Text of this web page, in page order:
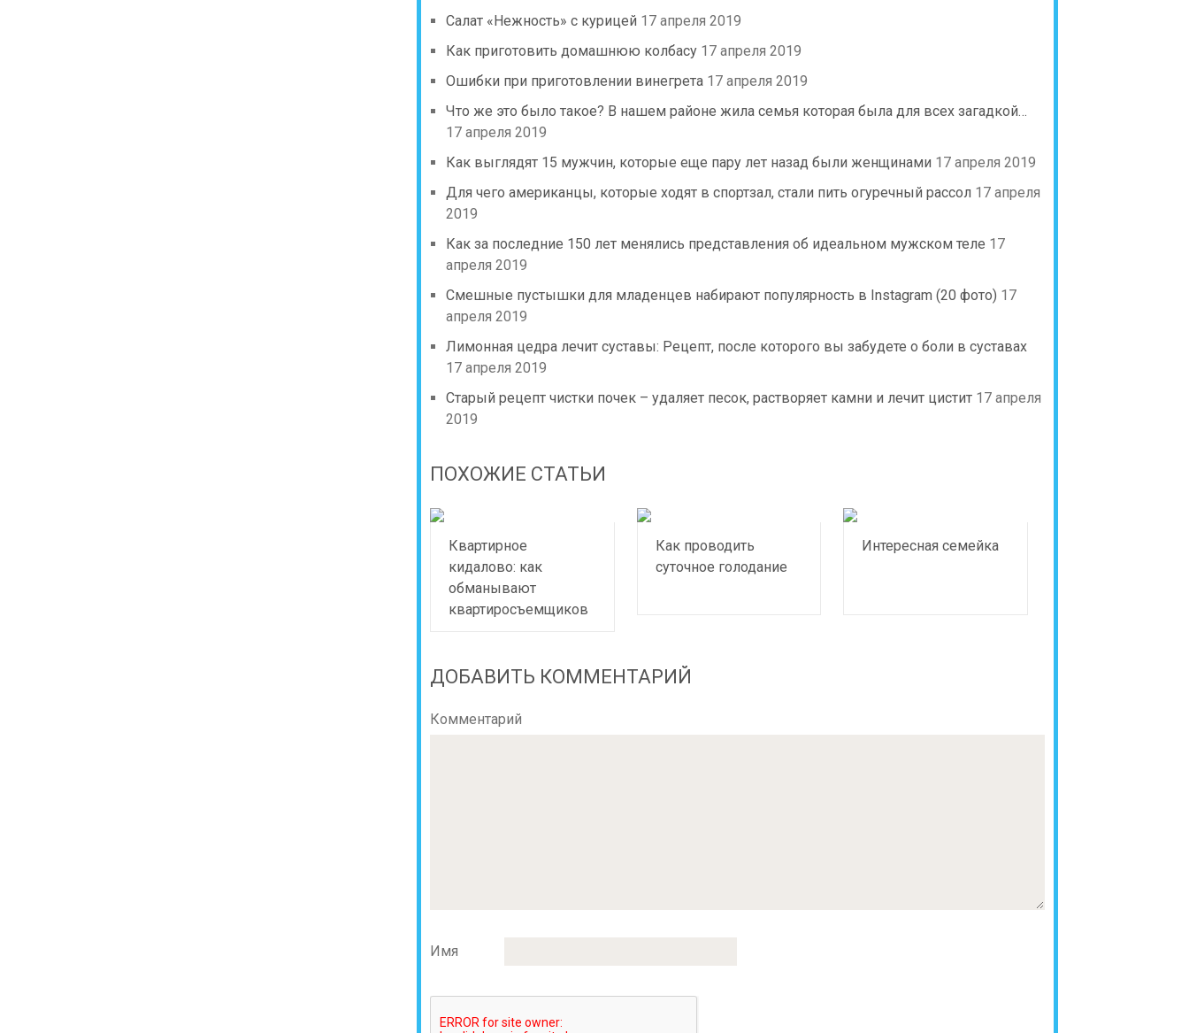
Салат «Нежность» с курицей 17 апреля 2019
Как приготовить домашнюю колбасу 17 апреля 2019
Ошибки при приготовлении винегрета 17 апреля 2019
Что же это было такое? В нашем районе жила семья которая была для всех загадкой…
17 апреля 2019
Как выглядят 15 мужчин, которые еще пару лет назад были женщинами 17 апреля 2019
Для чего американцы, которые ходят в спортзал, стали пить огуречный рассол 17 апреля
2019
Как за последние 150 лет менялись представления об идеальном мужском теле 17
апреля 2019
Смешные пустышки для младенцев набирают популярность в Instagram (20 фото) 17
апреля 2019
Лимонная цедра лечит суставы: Рецепт, после которого вы забудете о боли в суставах
17 апреля 2019
Старый рецепт чистки почек – удаляет песок, растворяет камни и лечит цистит 17 апреля
2019
ПОХОЖИЕ СТАТЬИ
Квартирное
кидалово: как
обманывают
квартиросъемщиков
Как проводить
суточное голодание
Интересная семейка
ДОБАВИТЬ КОММЕНТАРИЙ
Комментарий
Имя